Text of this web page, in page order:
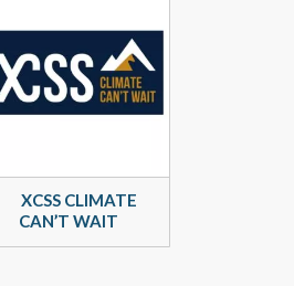
XCSS CLIMATE
CAN’T WAIT